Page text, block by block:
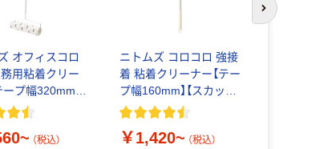
オフィスコロ
用粘着クリー
ープ幅320mm】
】
（税込）
ニトムズ コロコロ 強接
着 粘着クリーナー【テー
プ幅160mm】【スカット
カット】【カーペット用】
￥1,420~ （税込）
次のスライド